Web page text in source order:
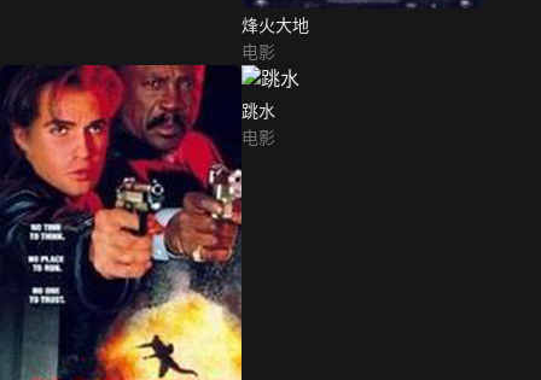
烽火大地
电影
跳水
电影